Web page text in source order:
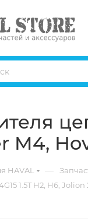
M4,
HAVAL —
1.5T H2, H6,